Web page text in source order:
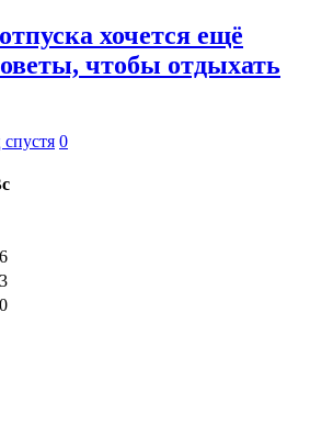
хочется ещё
чтобы отдыхать
спустя 0